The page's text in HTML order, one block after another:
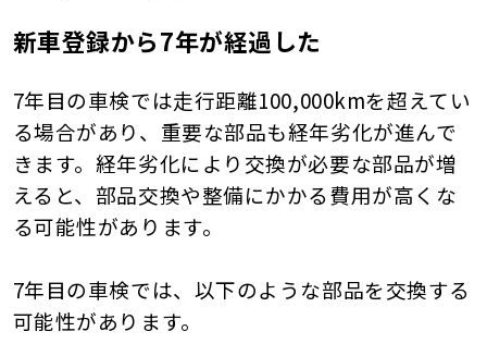
新車登録から7年が経過した
7年目の車検では走行距離100,000kmを超えてい
る場合があり、重要な部品も経年劣化が進んで
きます。経年劣化により交換が必要な部品が増
えると、部品交換や整備にかかる費用が高くな
る可能性があります。
7年目の車検では、以下のような部品を交換する
可能性があります。